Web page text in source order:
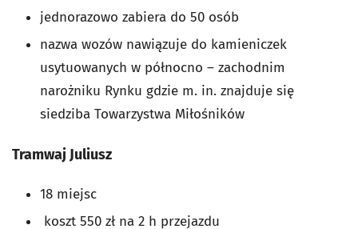
jednorazowo zabiera do 50 osób
nazwa wozów nawiązuje do kamieniczek
usytuowanych w północno – zachodnim
narożniku Rynku gdzie m. in. znajduje się
siedziba Towarzystwa Miłośników
Tramwaj Juliusz
18 miejsc
koszt 550 zł na 2 h przejazdu